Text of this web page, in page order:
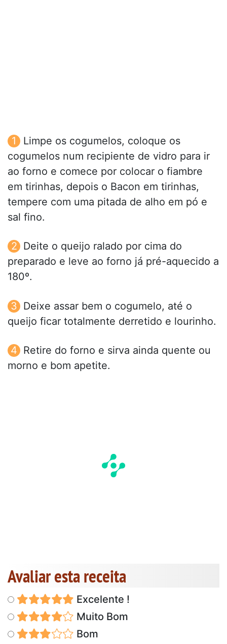
Limpe os cogumelos, coloque os
cogumelos num recipiente de vidro para ir
ao forno e comece por colocar o fiambre
em tirinhas, depois o Bacon em tirinhas,
tempere com uma pitada de alho em pó e
sal fino.
Deite o queijo ralado por cima do
preparado e leve ao forno já pré-aquecido a
180º.
Deixe assar bem o cogumelo, até o
queijo ficar totalmente derretido e lourinho.
Retire do forno e sirva ainda quente ou
morno e bom apetite.
Avaliar esta receita
Excelente !
Muito Bom
Bom